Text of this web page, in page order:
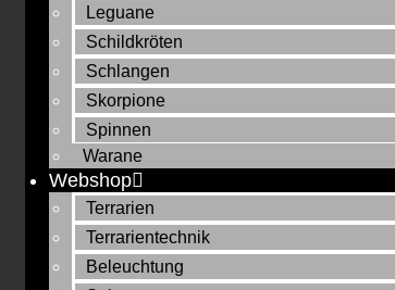
Leguane
Schildkröten
Schlangen
Skorpione
Spinnen
Warane
Webshop
Terrarien
Terrarientechnik
Beleuchtung